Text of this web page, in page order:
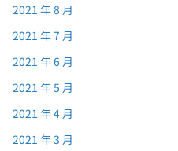
2021 年 8 月
2021 年 7 月
2021 年 6 月
2021 年 5 月
2021 年 4 月
2021 年 3 月